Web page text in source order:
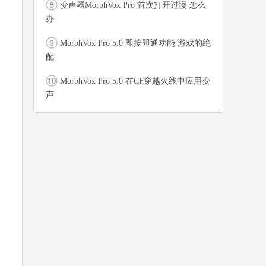
变声器MorphVox Pro 首次打开过慢 怎么
办
MorphVox Pro 5.0 即按即通功能 游戏的绝
配
MorphVox Pro 5.0 在CF穿越火线中应用变
声